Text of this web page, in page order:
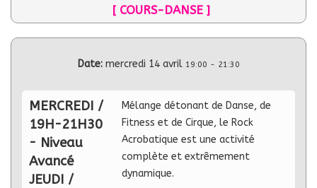
[ COURS-DANSE ]
Date: mercredi 14 avril 19:00 - 21:30
MERCREDI /
19H-21H30
- Niveau
Avancé
JEUDI /
Mélange détonant de Danse, de
Fitness et de Cirque, le Rock
Acrobatique est une activité
complète et extrêmement
dynamique.